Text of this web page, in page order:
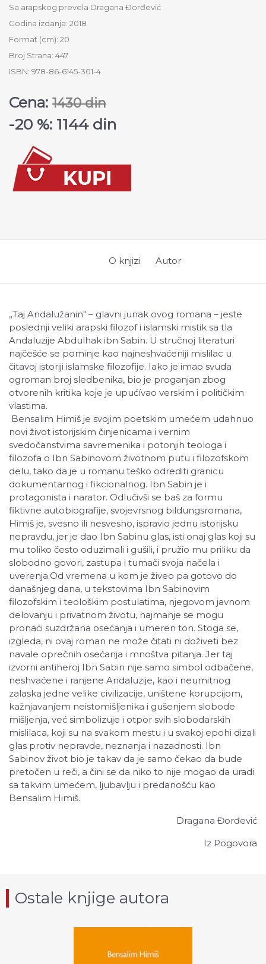
Sa arapskog prevela Dragana Đorđević
Godina izdanja: 2018
Format (cm): 20
Broj Strana: 447
ISBN: 978-86-6145-301-4
Cena: 1430 din
-20 %: 1144 din
O knjizi Autor
„Taj Andalužanin" – glavni junak ovog romana – jeste
poslednji veliki arapski filozof i islamski mistik sa tla
Andaluzije Abdulhak ibn Sabin. U stručnoj literaturi
najčešće se pominje kao najneshvaćeniji mislilac u
čitavoj istoriji islamske filozofije. Iako je imao svuda
ogroman broj sledbenika, bio je proganjan zbog
otvorenih kritika koje je upućívao verskim i političkim
vlastima.
Bensalim Himiš je svojim poetskim umećem udahnuo
novi život istorijskim činjenicama i vernim
svedočanstvima savremenika i potonjih teologa i
filozofa o Ibn Sabinovom životnom putu i filozofskom
delu, tako da je u romanu teško odrediti granicu
dokumentarnog i fikcionalnog. Ibn Sabin je i
protagonista i narator. Odlučivši se baš za formu
fiktivne autobiografije, svojevrsnog bildungsromana,
Himiš je, svesno ili nesvesno, ispravio jednu istorijsku
nepravdu, jer je dao Ibn Sabinu glas, isti onaj glas koji su
mu toliko često oduzimali i gušili, i pružio mu priliku da
slobodno govori, zastupa i tumači svoja načela i
uverenja.Od vremena u kom je živeo pa gotovo do
današnjeg dana, u tekstovima Ibn Sabinovim
filozofskim i teološkim postulatima, njegovom javnom
delovanju i privatnom životu, najmanje se mogu
pronaći suzdržana osećanja i umeren ton. Stoga se,
izgleda, ni ovaj roman ne može čitati ni doživeti bez
navale oprečnih osećanja i mnoštva pitanja. Jer taj
izvorni antiheroj Ibn Sabin nije samo simbol odbačene,
neshvaćene i ranjene Andaluzije, kao i neumitnog
zalaska jedne velike civilizacije, uništene korupcijom,
kažnjavanjem neistomišljenika i gušenjem slobode
mišljenja, već simbolizuje i otpor svih slobodarskih
mislilaca, koji su na svakom mestu i u svakoj epohi dizali
glas protiv nepravde, neznanja i nazadnosti. Ibn
Sabinov život bio je takav da je samo čekao da bude
pretočen u reči, a čini se da niko to nije mogao da uradi
sa takvim umećem, ljubavlju i predanošću kao
Bensalim Himiš.
Dragana Đorđević
Iz Pogovora
Ostale knjige autora